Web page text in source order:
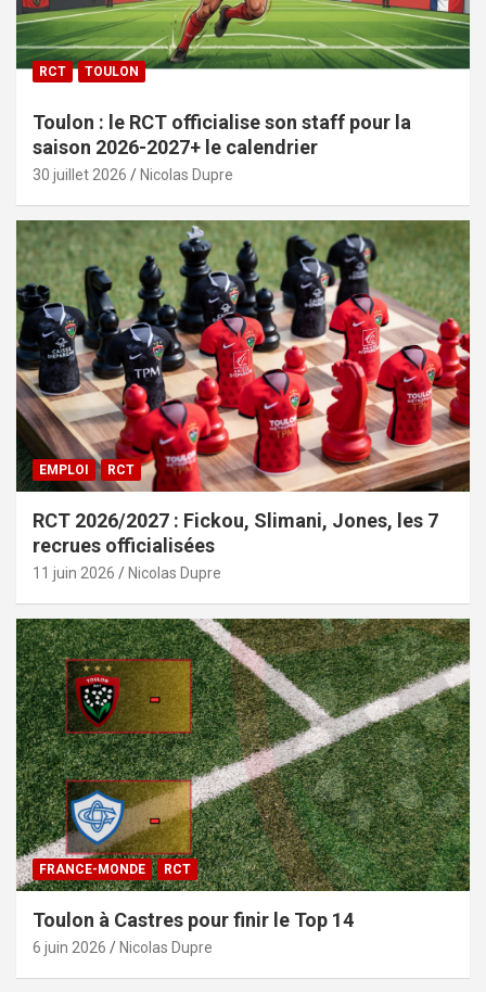
RCT TOULON
Toulon : le RCT officialise son staff pour la
saison 2026-2027+ le calendrier
30 juillet 2026 Nicolas Dupre
EMPLOI RCT
RCT 2026/2027 : Fickou, Slimani, Jones, les 7
recrues officialisées
11 juin 2026 Nicolas Dupre
FRANCE-MONDE RCT
Toulon à Castres pour finir le Top 14
6 juin 2026 Nicolas Dupre